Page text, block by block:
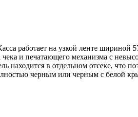
работает на узкой ленте шириной
и печатающего механизма с
в отдельном отсеке, что
черным или черным с белой